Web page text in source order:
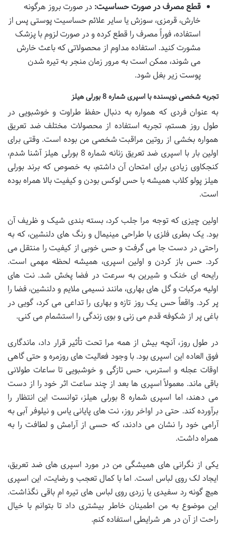
قطع مصرف در صورت حساسیت: در صورت بروز هرگونه
خارش، قرمزی، سوزش یا سایر علائم حساسیت پوستی پس از
استفاده، فوراً مصرف را قطع کرده و در صورت لزوم با پزشک
مشورت کنید. استفاده مداوم از محصولاتی که باعث خارش
می شوند، ممکن است به مرور زمان منجر به تیره شدن
پوست زیر بغل شود.
تجربه شخصی نویسنده با اسپری شماره 8 بورلی هیلز
به عنوان فردی که همواره به دنبال حفظ طراوت و خوشبویی در
طول روز هستم، تجربه استفاده از محصولات مختلف ضد تعریق
همواره بخشی از روتین مراقبت شخصی من بوده است. وقتی برای
اولین بار با اسپری ضد تعریق زنانه شماره 8 بورلی هیلز آشنا شدم،
کنجکاوی زیادی برای امتحان آن داشتم، به خصوص که برند بورلی
هیلز پولو کلاب همیشه با حس لوکس بودن و کیفیت بالا همراه بوده
است.
اولین چیزی که توجه مرا جلب کرد، بسته بندی شیک و ظریف آن
بود. یک بطری فلزی با طراحی مینیمال و رنگ های دلنشین، که به
راحتی در دست جا می گرفت و حس خوبی از کیفیت را منتقل می
کرد. حس باز کردن و اولین اسپری، همیشه لحظه مهمی است.
رایحه ای خنک و شیرین به سرعت در فضا پخش شد. نت های
اولیه مرکبات و گل های بهاری، مانند نسیمی ملایم و دلنشین، فضا را
پر کرد. واقعاً حس یک روز تازه و بهاری را تداعی می کرد، گویی در
باغی پر از شکوفه قدم می زنی و بوی زندگی را استشمام می کنی.
در طول روز، آنچه بیش از همه مرا تحت تأثیر قرار داد، ماندگاری
فوق العاده این اسپری بود. با وجود فعالیت های روزمره و حتی گاهی
اوقات عجله و استرس، حس تازگی و خوشبویی تا ساعات طولانی
باقی ماند. معمولاً اسپری ها بعد از چند ساعت اثر خود را از دست
می دهند، اما اسپری شماره 8 بورلی هیلز، توانست این انتظار را
برآورده کند. حتی در اواخر روز، نت های پایانی یاس و نیلوفر آبی به
آرامی خود را نشان می دادند، که حسی از آرامش و لطافت را به
همراه داشت.
یکی از نگرانی های همیشگی من در مورد اسپری های ضد تعریق،
ایجاد لک روی لباس است. اما با کمال تعجب و رضایت، این اسپری
هیچ گونه رد سفیدی یا زردی روی لباس های تیره ام باقی نگذاشت.
این موضوع به من اطمینان خاطر بیشتری داد تا بتوانم با خیال
راحت از آن در هر شرایطی استفاده کنم.